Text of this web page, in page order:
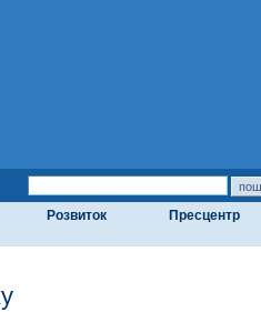
Розвиток Пресцентр